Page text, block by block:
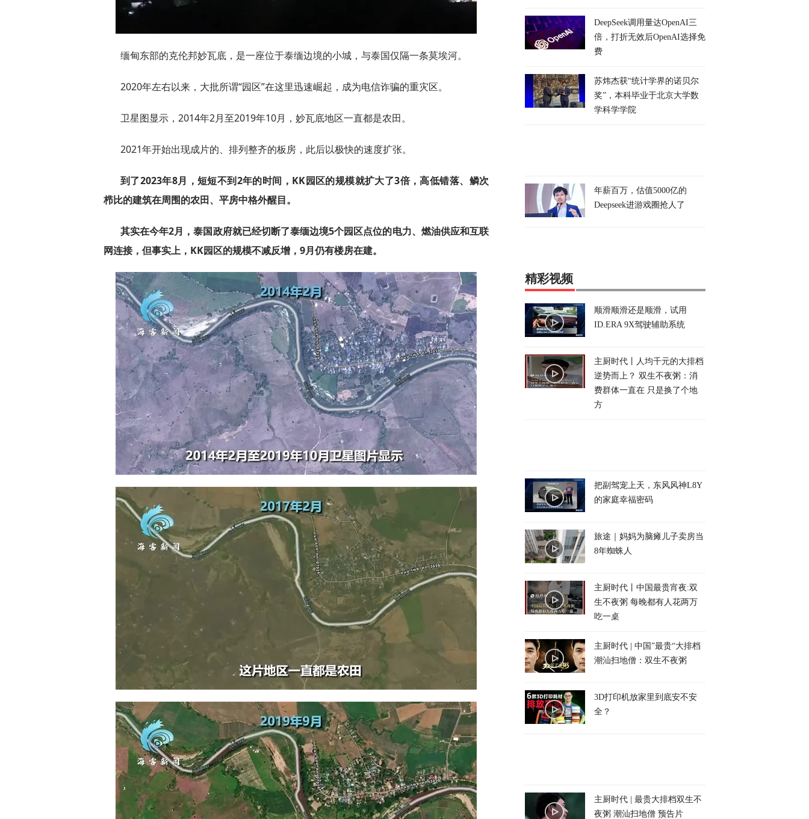
缅甸东部的克伦邦妙瓦底，是一座位于泰缅边境的小城，与泰国仅隔一条莫埃河。
2020年左右以来，大批所谓“园区”在这里迅速崛起，成为电信诈骗的重灾区。
卫星图显示，2014年2月至2019年10月，妙瓦底地区一直都是农田。
2021年开始出现成片的、排列整齐的板房，此后以极快的速度扩张。
到了2023年8月，短短不到2年的时间，KK园区的规模就扩大了3倍，高低错落、鳞次
栉比的建筑在周围的农田、平房中格外醒目。
其实在今年2月，泰国政府就已经切断了泰缅边境5个园区点位的电力、燃油供应和互联
网连接，但事实上，KK园区的规模不减反增，9月仍有楼房在建。
DeepSeek调用量达OpenAI三
倍，打折无效后OpenAI选择免
费
苏炜杰获“统计学界的诺贝尔
奖”，本科毕业于北京大学数
学科学学院
年薪百万，估值5000亿的
Deepseek进游戏圈抢人了
精彩视频
顺滑顺滑还是顺滑，试用
ID.ERA 9X驾驶辅助系统
主厨时代丨人均千元的大排档
逆势而上？ 双生不夜粥：消
费群体一直在 只是换了个地
方
把副驾宠上天，东风风神L8Y
的家庭幸福密码
旅途｜妈妈为脑瘫儿子卖房当
8年蜘蛛人
主厨时代丨中国最贵宵夜:双
生不夜粥 每晚都有人花两万
吃一桌
主厨时代 | 中国”最贵“大排档
潮汕扫地僧：双生不夜粥
3D打印机放家里到底安不安
全？
主厨时代 | 最贵大排档双生不
夜粥 潮汕扫地僧 预告片